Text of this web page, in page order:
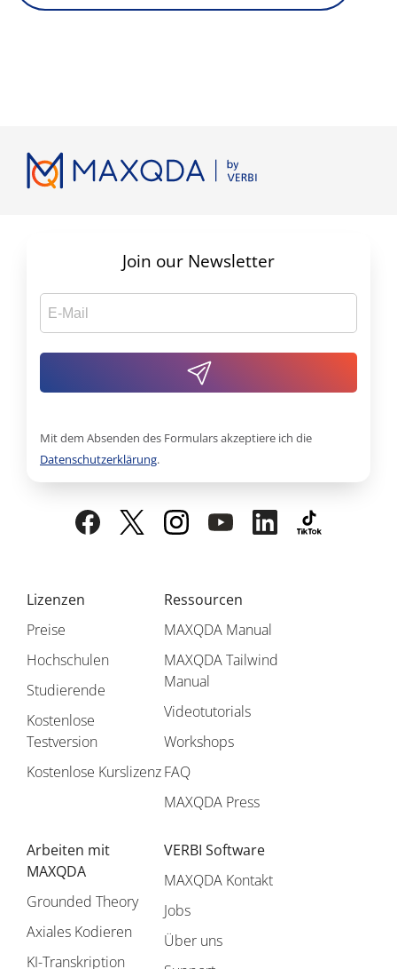
Lizenzen
Preise
Hochschulen
Studierende
Kostenlose
Testversion
Kostenlose Kurslizenz
Ressourcen
MAXQDA Manual
MAXQDA Tailwind
Manual
Videotutorials
Workshops
FAQ
MAXQDA Press
Arbeiten mit
MAXQDA
Grounded Theory
Axiales Kodieren
KI-Transkription
VERBI Software
MAXQDA Kontakt
Jobs
Über uns
Join our Newsletter
Mit dem Absenden des Formulars akzeptiere ich die
Datenschutzerklärung.